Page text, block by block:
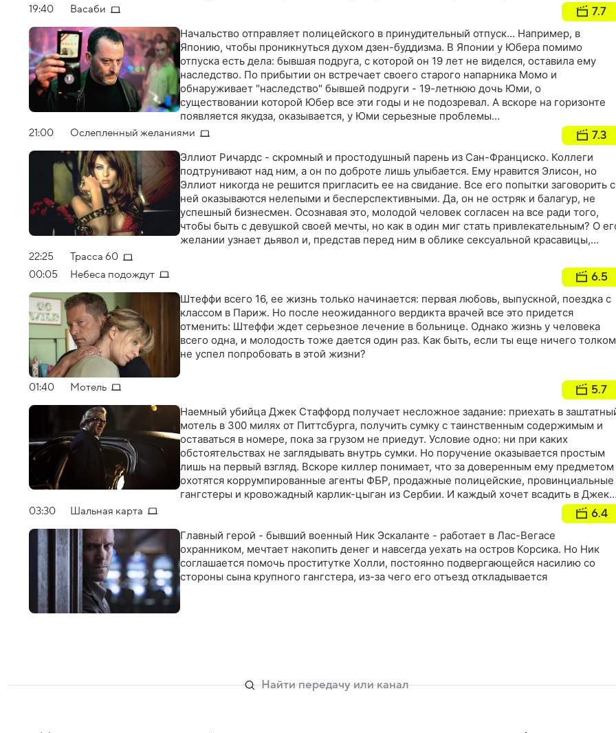
19:40 Васаби 7.7
Начальство отправляет полицейского в принудительный отпуск… Например, в
Японию, чтобы проникнуться духом дзен-буддизма. В Японии у Юбера помимо
отпуска есть дела: бывшая подруга, с которой он 19 лет не виделся, оставила ему
наследство. По прибытии он встречает своего старого напарника Момо и
обнаруживает "наследство" бывшей подруги - 19-летнюю дочь Юми, о
существовании которой Юбер все эти годы и не подозревал. А вскоре на горизонте
появляется якудза, оказывается, у Юми серьезные проблемы…
21:00 Ослепленный желаниями 7.3
Эллиот Ричардс - скромный и простодушный парень из Сан-Франциско. Коллеги
подтрунивают над ним, а он по доброте лишь улыбается. Ему нравится Элисон, но
Эллиот никогда не решится пригласить ее на свидание. Все его попытки заговорить с
ней оказываются нелепыми и бесперспективными. Да, он не остряк и балагур, не
успешный бизнесмен. Осознавая это, молодой человек согласен на все ради того,
чтобы быть с девушкой своей мечты, но как в один миг стать привлекательным? О
желании узнает дьявол и, представ перед ним в облике сексуальной красавицы,
22:25
Трасса 60
00:05
Небеса подождут 6.5
Штеффи всего 16, ее жизнь только начинается: первая любовь, выпускной, поездка с
классом в Париж. Но после неожиданного вердикта врачей все это придется
отменить: Штеффи ждет серьезное лечение в больнице. Однако жизнь у человека
всего одна, и молодость тоже дается один раз. Как быть, если ты еще ничего толком
не успел попробовать в этой жизни?
01:40 Мотель 5.7
Наемный убийца Джек Стаффорд получает несложное задание: приехать в
мотель в 300 милях от Питтсбурга, получить сумку с таинственным содержимым и
оставаться в номере, пока за грузом не приедут. Условие одно: ни при каких
обстоятельствах не заглядывать внутрь сумки. Но поручение оказывается простым
лишь на первый взгляд. Вскоре киллер понимает, что за доверенным ему предметом
охотятся коррумпированные агенты ФБР, продажные полицейские, провинциальные
гангстеры и кровожадный карлик-цыган из Сербии. И каждый хочет всадить в Джека
пулю. Число жертв растет на глазах, и дожить до рассвета смогут далеко не все
03:30 Шальная карта 6.4
Главный герой - бывший военный Ник Эскаланте - работает в Лас-Вегасе
охранником, мечтает накопить денег и навсегда уехать на остров Корсика. Но Ник
соглашается помочь проститутке Холли, постоянно подвергающейся насилию со
стороны сына крупного гангстера, из-за чего его отъезд откладывается